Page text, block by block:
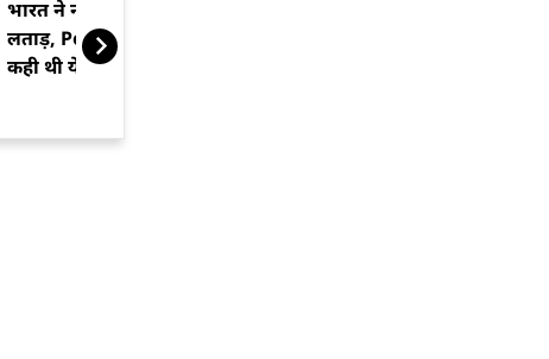
भारत ने न्यूयॉर्क टाइम्स को लगाई
लताड़, PoK में बवाल को लेकर
कही थी ये बात